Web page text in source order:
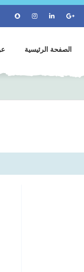
الصفحة الرئيسية